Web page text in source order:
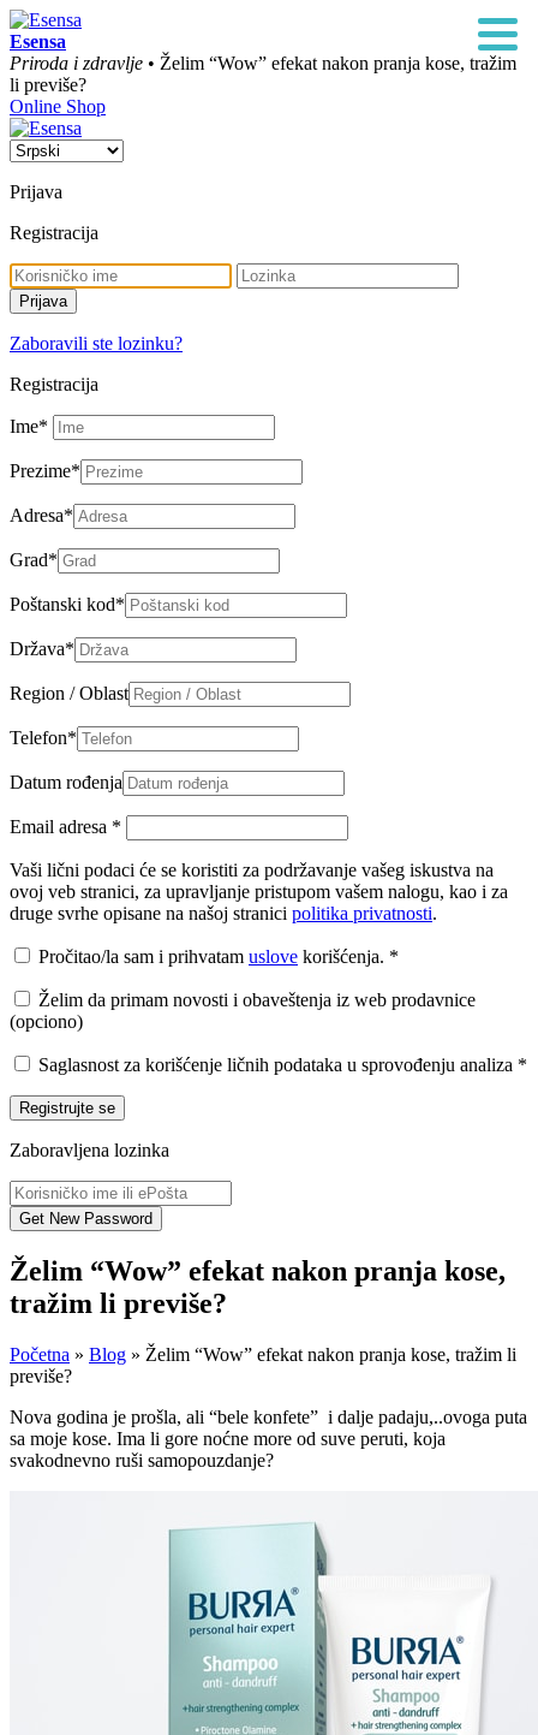
Esensa
Priroda i zdravlje • Želim “Wow” efekat nakon pranja kose, tražim
li previše?
Online Shop
Prijava
Registracija
Zaboravili ste lozinku?
Registracija
Ime*
Prezime*
Adresa*
Grad*
Poštanski kod*
Država*
Region / Oblast
Telefon*
Datum rođenja
Email adresa *
Vaši lični podaci će se koristiti za podržavanje vašeg iskustva na
ovoj veb stranici, za upravljanje pristupom vašem nalogu, kao i za
druge svrhe opisane na našoj stranici politika privatnosti.
Pročitao/la sam i prihvatam uslove korišćenja. *
Želim da primam novosti i obaveštenja iz web prodavnice
(opciono)
Saglasnost za korišćenje ličnih podataka u sprovođenju analiza *
Registrujte se
Zaboravljena lozinka
Želim “Wow” efekat nakon pranja kose,
tražim li previše?
Početna » Blog » Želim “Wow” efekat nakon pranja kose, tražim li
previše?
Nova godina je prošla, ali “bele konfete” i dalje padaju,..ovoga puta
sa moje kose. Ima li gore noćne more od suve peruti, koja
svakodnevno ruši samopouzdanje?